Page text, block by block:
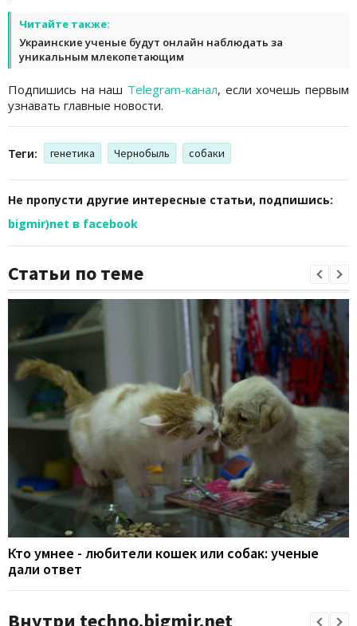
Читайте также:
Украинские ученые будут онлайн наблюдать за
уникальным млекопетающим
Подпишись на наш Telegram-канал, если хочешь первым
узнавать главные новости.
Теги: генетика Чернобыль собаки
Не пропусти другие интересные статьи, подпишись:
bigmir)net в facebook
Статьи по теме
Кто умнее - любители кошек или собак: ученые
дали ответ
Внутри techno.bigmir.net